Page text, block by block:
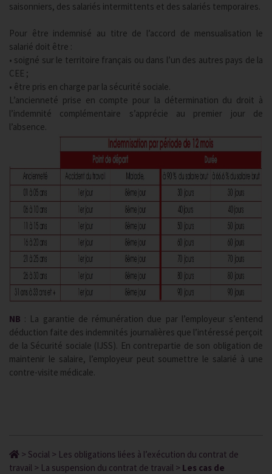
saisonniers, des salariés intermittents et des salariés temporaires.
Pour être indemnisé au titre de l’accord de mensualisation le
salarié doit être :
• soigné sur le territoire français ou dans l’un des autres pays de la
CEE ;
• être pris en charge par la sécurité sociale.
L’ancienneté prise en compte pour la détermination du droit à
l’indemnité complémentaire s’apprécie au premier jour de
l’absence.
NB : La garantie de rémunération due par l’employeur s’entend
déduction faite des indemnités journalières que l’intéressé perçoit
de la Sécurité sociale (IJSS). En contrepartie de son obligation de
maintenir le salaire, l’employeur peut soumettre le salarié à une
contre-visite médicale.
> Social > Les obligations liées à l’exécution du contrat de
travail > La suspension du contrat de travail > Les cas de